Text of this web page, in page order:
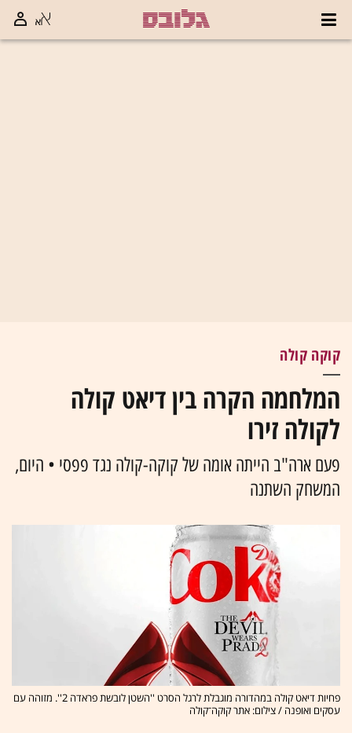
קוקה קולה
המלחמה הקרה בין דיאט קולה
לקולה זירו
פעם ארה"ב הייתה אומה של קוקה-קולה נגד פפסי • היום,
המשחק השתנה
פחיות דיאט קולה במהדורה מוגבלת לרגל הסרט ''השטן לובשת פראדה 2''. מזוהה עם
עסקים ואופנה / צילום: אתר קוקה־קולה